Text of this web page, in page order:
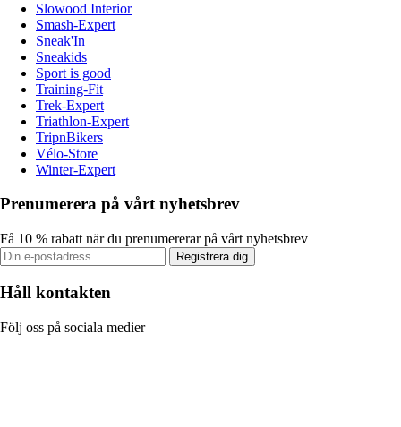
Slowood Interior
Smash-Expert
Sneak'In
Sneakids
Sport is good
Training-Fit
Trek-Expert
Triathlon-Expert
TripnBikers
Vélo-Store
Winter-Expert
Prenumerera på vårt nyhetsbrev
Få 10 % rabatt när du prenumererar på vårt nyhetsbrev
Registrera dig
Håll kontakten
Följ oss på sociala medier